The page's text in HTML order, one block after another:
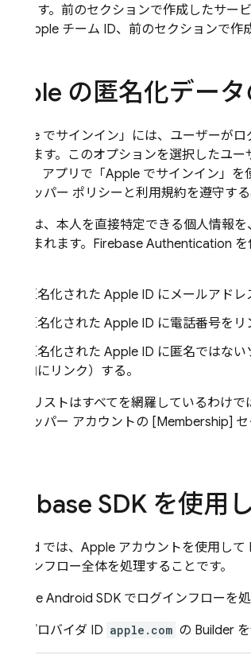
ます。前のセクションで作成したサー
Apple チーム ID、前のセクションで作
Apple の匿名化デー
「Apple でサインイン」には、ユーザーが
があります。このオプションを選択したユ
れます。アプリで「Apple でサインイン」
デベロッパー ポリシーと利用規約を遵守する
これには、本人を直接特定できる個人情報
とも含まれます。Firebase Authentication
匿名化された Apple ID にメールアド
匿名化された Apple ID に電話番号を
匿名化された Apple ID に匿名ではな
向にリンク）する。
上記のリストはすべてを網羅しているわけ
デベロッパー アカウントの [Membership]
Firebase SDK を使
Android では、Apple アカウントを使用し
ログインフロー全体を処理することです。
Firebase Android SDK でログインフローを
プロバイダ ID apple.com の Builder を